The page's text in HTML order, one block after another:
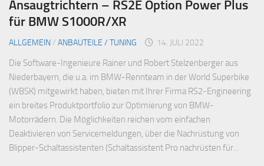
Ansaugtrichtern – RS2E Option Power Plus
für BMW S1000R/XR
ALLGEMEIN/ ANBAUTEILE / TUNING 14. JULI 2022
Die Software-Ingenieure Rainer und Robert Stelzenberger aus
Niederbayern, die u.a. im BMW-Rennteam in der World Superbike
(WBSK) mitgewirkt haben, bieten mit Ihrer Firma RS2-Engineering
ein breites Produktportfolio zur Optimierung von BMW-
Motorrädern. Die Möglichkeiten reichen vom einfachen
Deaktivieren von Servicemeldungen, über die Nachrüstung von
Blipper-Schaltassistenten (Schaltassistent Pro nachrüsten für...